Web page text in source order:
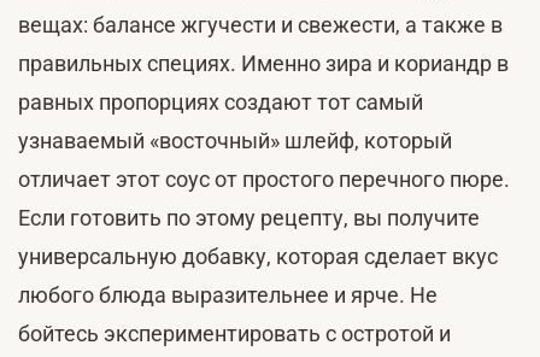
вещах: балансе жгучести и свежести, а также в
правильных специях. Именно зира и кориандр в
равных пропорциях создают тот самый
узнаваемый «восточный» шлейф, который
отличает этот соус от простого перечного пюре.
Если готовить по этому рецепту, вы получите
универсальную добавку, которая сделает вкус
любого блюда выразительнее и ярче. Не
бойтесь экспериментировать с остротой и